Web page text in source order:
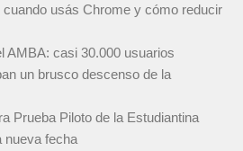
usás Chrome y cómo reducir
AMBA: casi 30.000 usuarios
un brusco descenso de la
Prueba Piloto de la Estudiantina
nueva fecha